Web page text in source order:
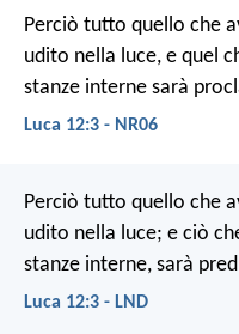
Perciò tutto quello che
udito nella luce, e quel
stanze interne sarà
Luca 12:3 - NR06
Perciò tutto quello che
udito nella luce; e ciò
stanze interne, sarà
Luca 12:3 - LND